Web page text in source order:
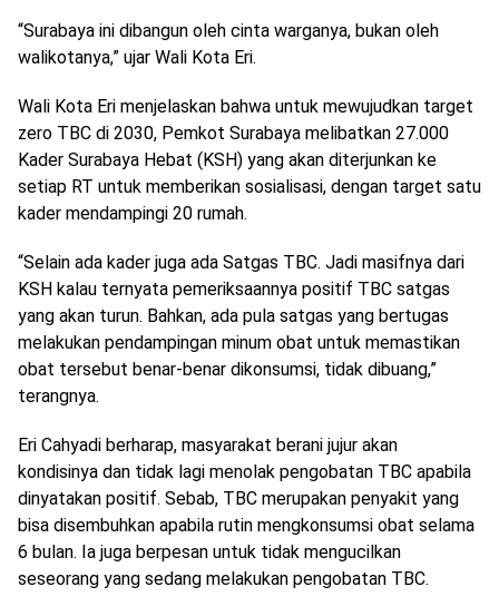
“Surabaya ini dibangun oleh cinta warganya, bukan oleh
walikotanya,” ujar Wali Kota Eri.
Wali Kota Eri menjelaskan bahwa untuk mewujudkan target
zero TBC di 2030, Pemkot Surabaya melibatkan 27.000
Kader Surabaya Hebat (KSH) yang akan diterjunkan ke
setiap RT untuk memberikan sosialisasi, dengan target satu
kader mendampingi 20 rumah.
“Selain ada kader juga ada Satgas TBC. Jadi masifnya dari
KSH kalau ternyata pemeriksaannya positif TBC satgas
yang akan turun. Bahkan, ada pula satgas yang bertugas
melakukan pendampingan minum obat untuk memastikan
obat tersebut benar-benar dikonsumsi, tidak dibuang,”
terangnya.
Eri Cahyadi berharap, masyarakat berani jujur akan
kondisinya dan tidak lagi menolak pengobatan TBC apabila
dinyatakan positif. Sebab, TBC merupakan penyakit yang
bisa disembuhkan apabila rutin mengkonsumsi obat selama
6 bulan. Ia juga berpesan untuk tidak mengucilkan
seseorang yang sedang melakukan pengobatan TBC.